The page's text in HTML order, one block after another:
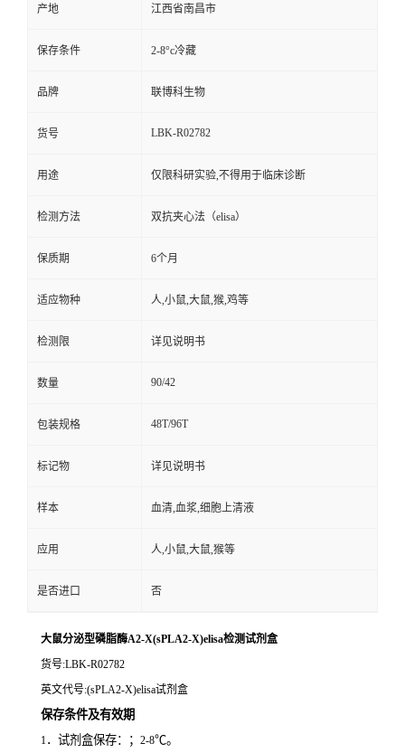
产地 江西省南昌市
保存条件 2-8°c冷藏
品牌 联博科生物
货号 LBK-R02782
用途 仅限科研实验,不得用于临床诊断
检测方法 双抗夹心法（elisa）
保质期 6个月
适应物种 人,小鼠,大鼠,猴,鸡等
检测限 详见说明书
数量 90/42
包装规格 48T/96T
标记物 详见说明书
样本 血清,血浆,细胞上清液
应用 人,小鼠,大鼠,猴等
是否进口 否
大鼠分泌型磷脂酶A2-X(sPLA2-X)elisa检测试剂盒
货号:LBK-R02782
英文代号:(sPLA2-X)elisa试剂盒
保存条件及有效期
1．试剂盒保存：； 2-8℃。